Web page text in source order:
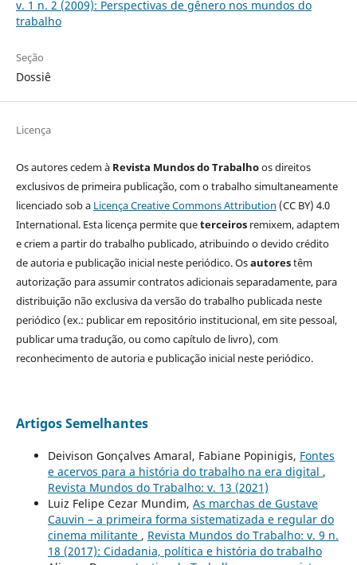
v. 1 n. 2 (2009): Perspectivas de gênero nos mundos do
trabalho
Seção
Dossiê
Licença
Os autores cedem à Revista Mundos do Trabalhoos direitos
exclusivos de primeira publicação, com o trabalho simultaneamente
licenciado sob a Licença Creative Commons Attribution (CC BY) 4.0
International. Esta licença permite queterceirosremixem, adaptem
e criem a partir do trabalho publicado, atribuindo o devido crédito
de autoria e publicação inicial neste periódico. Osautorestêm
autorização para assumir contratos adicionais separadamente, para
distribuição não exclusiva da versão do trabalho publicada neste
periódico (ex.: publicar em repositório institucional, em site pessoal,
publicar uma tradução, ou como capítulo de livro), com
reconhecimento de autoria e publicação inicial neste periódico.
Artigos Semelhantes
Deivison Gonçalves Amaral, Fabiane Popinigis, Fontes
e acervos para a história do trabalho na era digital ,
Revista Mundos do Trabalho: v. 13 (2021)
Luiz Felipe Cezar Mundim, As marchas de Gustave
Cauvin – a primeira forma sistematizada e regular do
cinema militante , Revista Mundos do Trabalho: v. 9 n.
18 (2017): Cidadania, política e história do trabalho